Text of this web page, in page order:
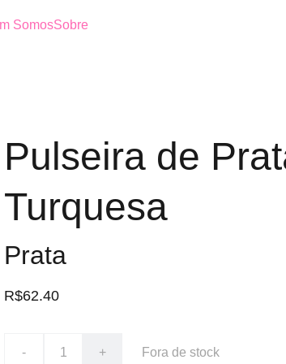
SomosSobre
Pulseira de
Turquesa
Prata
R$62.40
- + Fora de stock